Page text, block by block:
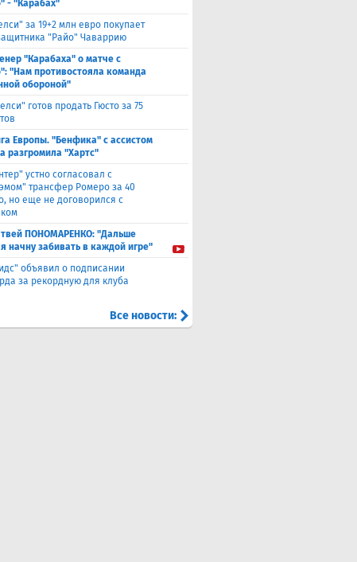
- "Карабах"
за 19+2 млн евро покупает
"Райо" Чаваррию
"Карабаха" о матче с
"Нам противостояла команда
обороной"
готов продать Гюсто за 75
Европы. "Бенфика" с ассистом
разгромила "Хартс"
устно согласовал с
трансфер Ромеро за 40
но еще не договорился с
ПОНОМАРЕНКО: "Дальше
начну забивать в каждой игре"
объявил о подписании
за рекордную для клуба
Все новости: